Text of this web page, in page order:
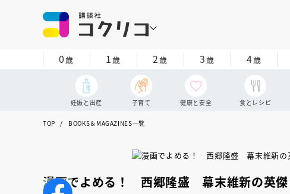
0歳 1歳 2歳 3歳 4歳
妊娠と出産 子育て 健康と安全 食とレシピ
TOP BOOKS＆MAGAZINES一覧
漫画でよめる！ 西郷隆盛 幕末維新の英傑